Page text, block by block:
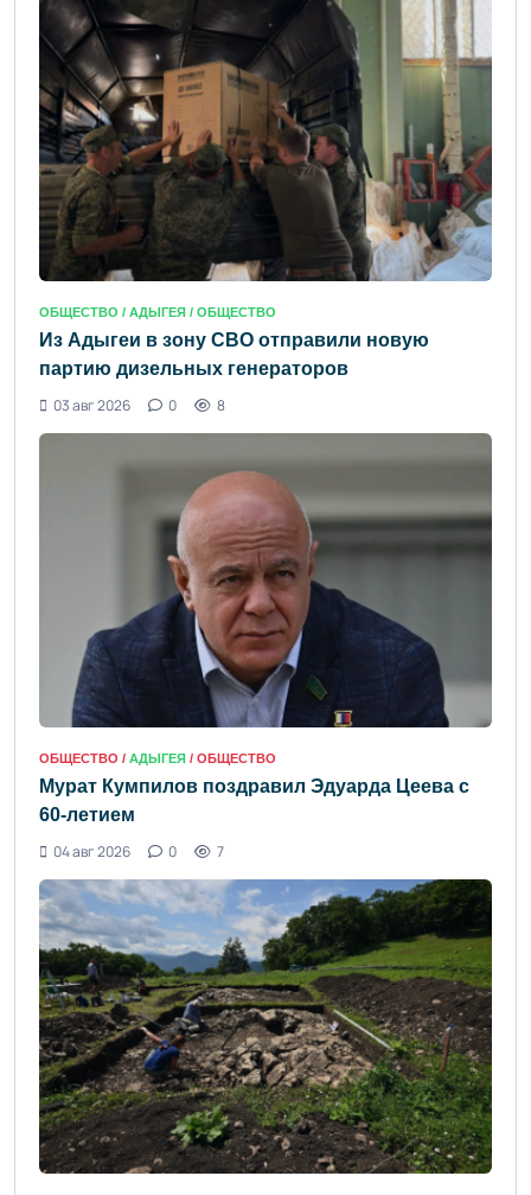
ОБЩЕСТВО / АДЫГЕЯ / ОБЩЕСТВО
Из Адыгеи в зону СВО отправили новую
партию дизельных генераторов
03 авг 2026
0 8
ОБЩЕСТВО / АДЫГЕЯ / ОБЩЕСТВО
Мурат Кумпилов поздравил Эдуарда Цеева с
60-летием
04 авг 2026
0 7